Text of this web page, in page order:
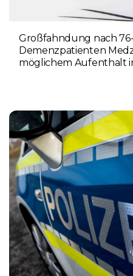
Großfahndung nach
Demenzpatienten
möglichem Aufenthalt